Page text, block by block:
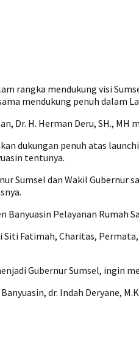
rangka mendukung visi
mendukung penuh dalam
Dr. H. Herman Deru, SH.,
dukungan penuh atas
tentunya.
Sumsel dan Wakil
Pelayanan Rumah
Fatimah, Charitas,
Gubernur Sumsel, ingin
dr. Indah Deryane,